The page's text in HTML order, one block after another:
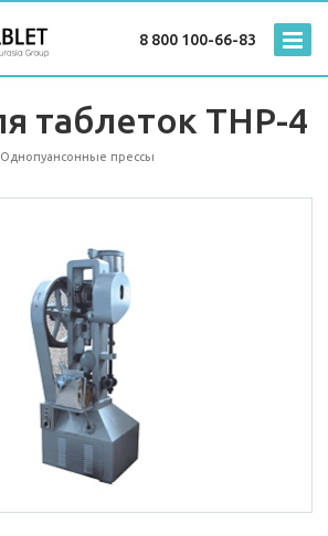
8 800 100-66-83
таблеток THP-4
Однопуансонные прессы